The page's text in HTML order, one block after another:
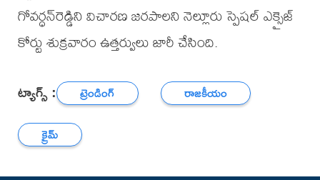
గోవర్ధన్‌రెడ్డిని విచారణ జరపాలని నెల్లూరు స్పెషల్ ఎక్సైజ్
కోర్టు శుక్రవారం ఉత్తర్వులు జారీ చేసింది.
ట్యాగ్స్ : ట్రెండింగ్
రాజకీయం
క్రైమ్